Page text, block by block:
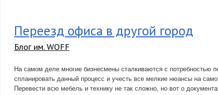
Переезд офиса в другой город
Блог им. WOFF
На самом деле многие бизнесмены сталкиваются с потребностью
спланировать данный процесс и учесть все мелкие нюансы на
Перевести всю мебель и технику не так сложно, но вот о